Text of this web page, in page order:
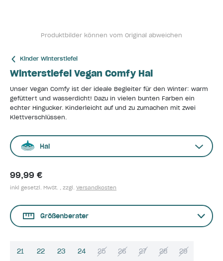
Produktbilder können vom Original abweichen
Kinder Winterstiefel
Winterstiefel Vegan Comfy Hai
Unser Vegan Comfy ist der ideale Begleiter für den Winter: warm
gefüttert und wasserdicht! Dazu in vielen bunten Farben ein
echter Hingucker. Kinderleicht auf und zu zumachen mit zwei
Klettverschlüssen.
Hai
99,99 €
inkl gesetzl. MwSt. , zzgl. Versandkosten
Größenberater
21 22 23 24 25 26 27 28 29